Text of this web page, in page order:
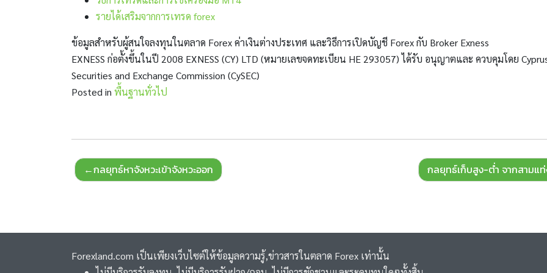
รายได้เสริมจากการเทรด forex
ข้อมูลสำหรับผู้สนใจลงทุนในตลาด Forex ค่าเงินต่างประเทศ และวิธีการเปิดบัญชี Forex กับ Broker Exness
EXNESS ก่อตั้งขึ้นในปี 2008 EXNESS (CY) LTD (หมายเลขจดทะเบียน HE 293057) ได้รับ อนุญาตและ ควบคุมโดย
Securities and Exchange Commission (CySEC)
Posted in พื้นฐานทั่วไป
Post
navigation
กลยุทธ์หาจังหวะเข้าจังหวะออก กลยุทธ์เก็บสูง-ต่ำ จากสามแ
Forexland.com เป็นเพียงเว็บไซต์ให้ข้อมูลความรู้,ข่าวสารในตลาด Forex เท่านั้น